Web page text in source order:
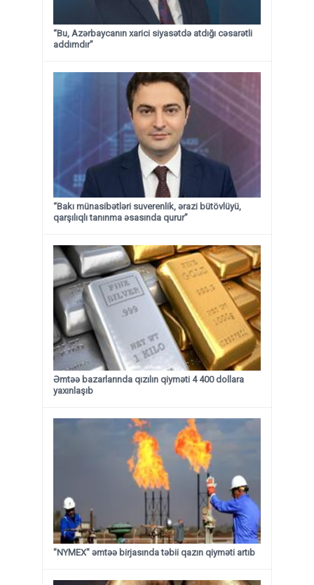
“Bu, Azərbaycanın xarici siyasətdə atdığı cəsarətli
addımdır”
“Bakı münasibətləri suverenlik, ərazi bütövlüyü,
qarşılıqlı tanınma əsasında qurur”
Əmtəə bazarlarında qızılın qiyməti 4 400 dollara
yaxınlaşıb
"NYMEX" əmtəə birjasında təbii qazın qiyməti artıb